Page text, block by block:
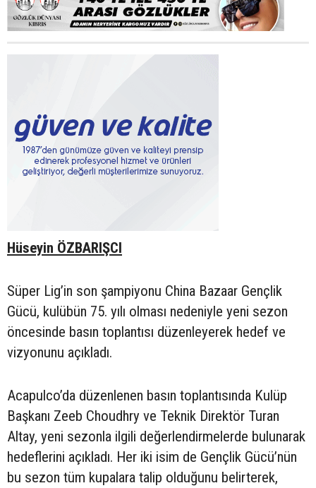
Hüseyin ÖZBARIŞCI
Süper Lig’in son şampiyonu China Bazaar Gençlik
Gücü, kulübün 75. yılı olması nedeniyle yeni sezon
öncesinde basın toplantısı düzenleyerek hedef ve
vizyonunu açıkladı.
Acapulco’da düzenlenen basın toplantısında Kulüp
Başkanı Zeeb Choudhry ve Teknik Direktör Turan
Altay, yeni sezonla ilgili değerlendirmelerde bulunarak
hedeflerini açıkladı. Her iki isim de Gençlik Gücü’nün
bu sezon tüm kupalara talip olduğunu belirterek,